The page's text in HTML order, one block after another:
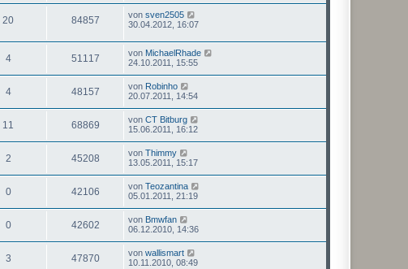
20 84857 von sven2505
30.04.2012, 16:07
4 51117 von MichaelRhade
24.10.2011, 15:55
4 48157 von Robinho
20.07.2011, 14:54
11 68869 von CT Bitburg
15.06.2011, 16:12
2 45208 von Thimmy
13.05.2011, 15:17
0 42106 von Teozantina
05.01.2011, 21:19
0 42602 von Bmwfan
06.12.2010, 14:36
3 47870 von wallismart
10.11.2010, 08:49